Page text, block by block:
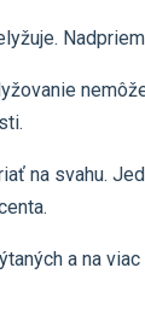
na svahu.
a na